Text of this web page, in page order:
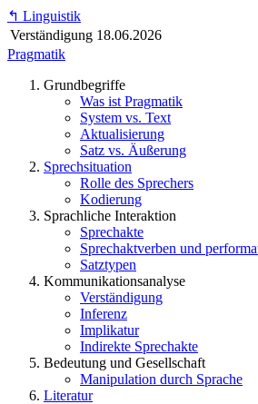
↰ Linguistik
Verständigung 18.06.2026
Pragmatik
Grundbegriffe
Was ist Pragmatik
System vs. Text
Aktualisierung
Satz vs. Äußerung
Sprechsituation
Rolle des Sprechers
Kodierung
Sprachliche Interaktion
Sprechakte
Sprechaktverben und
Satztypen
Kommunikationsanalyse
Verständigung
Inferenz
Implikatur
Indirekte Sprechakte
Bedeutung und Gesellschaft
Manipulation durch Sprache
Literatur